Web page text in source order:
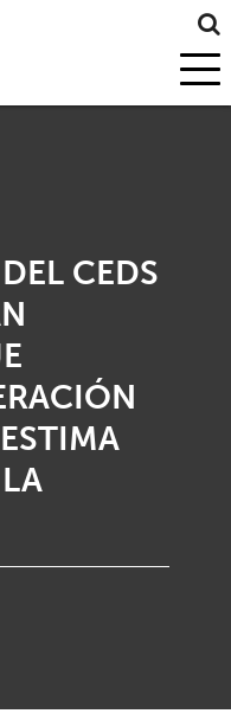
CEDS